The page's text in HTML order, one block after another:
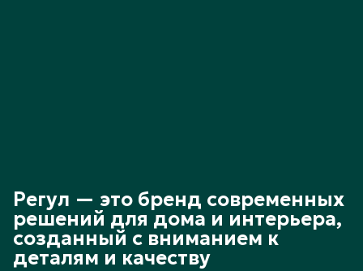
Регул — это бренд современных
решений для дома и интерьера,
созданный с вниманием к
деталям и качеству